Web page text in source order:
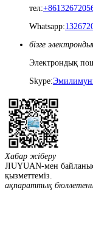
тел:
Whatsapp:
бізге
Электрондық
Skype:
Хабар жіберу
JIUYUAN-мен
қызметтеміз.
ақпараттық бюллетень